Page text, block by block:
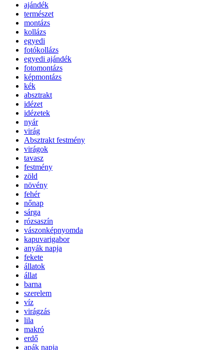
ajándék
természet
montázs
kollázs
egyedi
fotókollázs
egyedi ajándék
fotomontázs
képmontázs
kék
absztrakt
idézet
idézetek
nyár
virág
Absztrakt festmény
virágok
tavasz
festmény
zöld
növény
fehér
nőnap
sárga
rózsaszín
vászonképnyomda
kapuvarigabor
anyák napja
fekete
állatok
állat
barna
szerelem
víz
virágzás
lila
makró
erdő
apák napja